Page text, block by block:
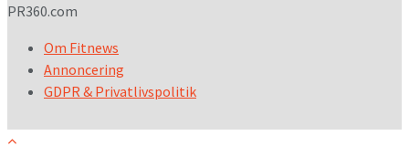
PR360.com
Om Fitnews
Annoncering
GDPR & Privatlivspolitik